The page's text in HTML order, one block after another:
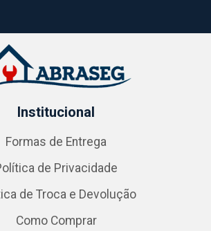
Institucional
Formas de Entrega
de Privacidade
de Troca e Devolução
Como Comprar